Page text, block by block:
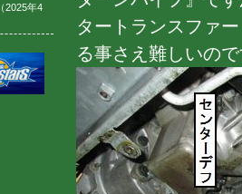
（2025年4
タートランスファ
る事さえ難しいの